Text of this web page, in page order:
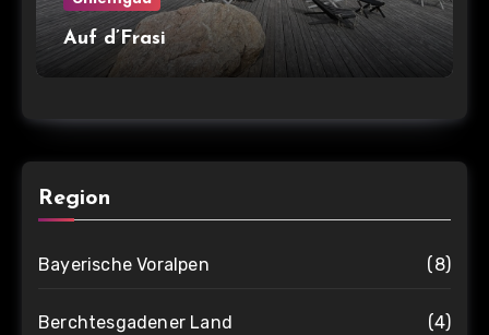
Auf d’Frasi
Region
Bayerische Voralpen (8)
Berchtesgadener Land (4)